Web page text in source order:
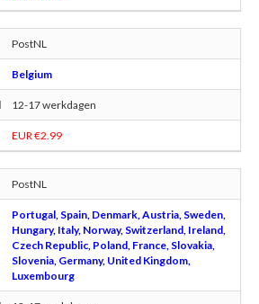
PostNL
Belgium
12-17 werkdagen
EUR €2.99
PostNL
Portugal, Spain, Denmark, Austria, Sweden,
Hungary, Italy, Norway, Switzerland, Ireland,
Czech Republic, Poland, France, Slovakia,
Slovenia, Germany, United Kingdom,
Luxembourg